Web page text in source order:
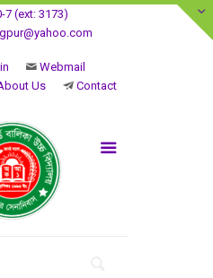
7 (ext: 3173)
Webmail
Us Contact